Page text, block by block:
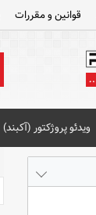
قوانین و مقررات
ویدئو پروژکتور (آکبند)